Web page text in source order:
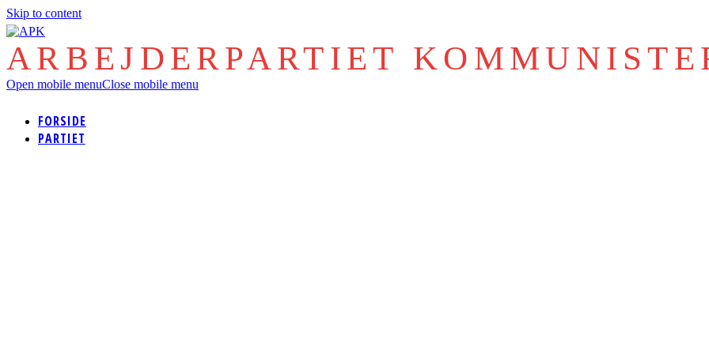
Skip to content
ARBEJDERPARTIET
Open mobile menuClose mobile menu
FORSIDE
PARTIET